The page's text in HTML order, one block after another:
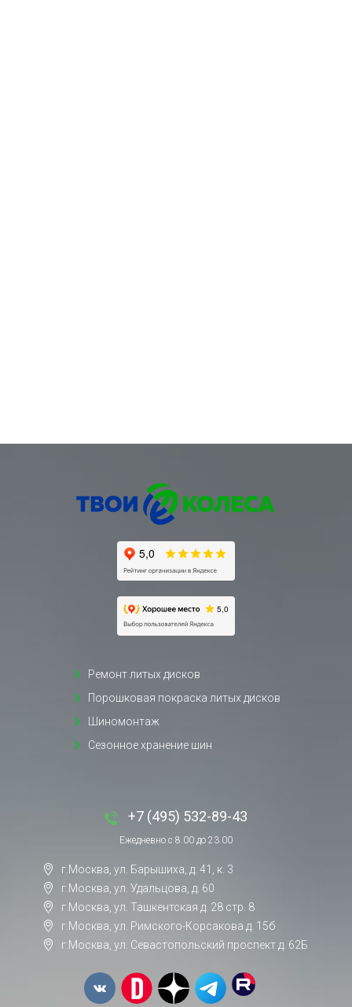
Ремонт литых дисков
Порошковая покраска литых дисков
Шиномонтаж
Сезонное хранение шин
+7 (495) 532-89-43
Ежедневно с 8.00 до 23.00
г.Москва, ул. Барышиха, д. 41, к. 3
г.Москва, ул. Удальцова, д. 60
г.Москва, ул. Ташкентская д. 28 стр. 8
г.Москва, ул. Римского-Корсакова д. 15б
г.Москва, ул. Севастопольский проспект д. 62Б